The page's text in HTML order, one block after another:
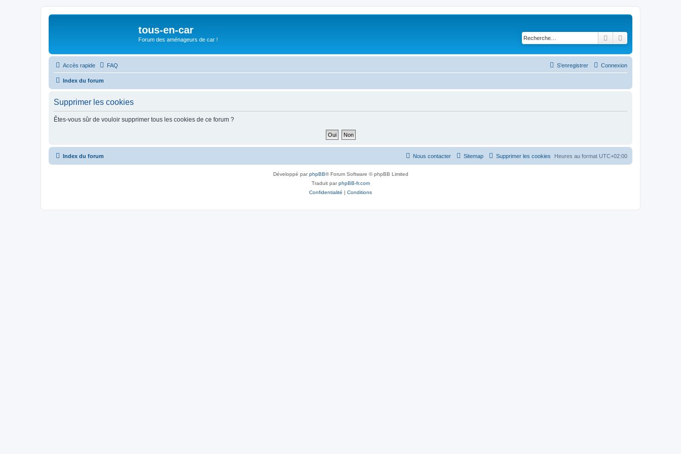
tous-en-car
Forum des aménageurs de car ! Rechercher
Accès rapide FAQ Connexion
S’enregistrer
Index du forum
Supprimer les cookies
Êtes-vous sûr de vouloir supprimer tous les cookies de ce forum ?
Index du forum Heures au format UTC+02:00
Supprimer les cookies
Sitemap
Nous contacter
Développé parphpBB® Forum Software © phpBB Limited
Traduit parphpBB-fr.com
Confidentialité | Conditions